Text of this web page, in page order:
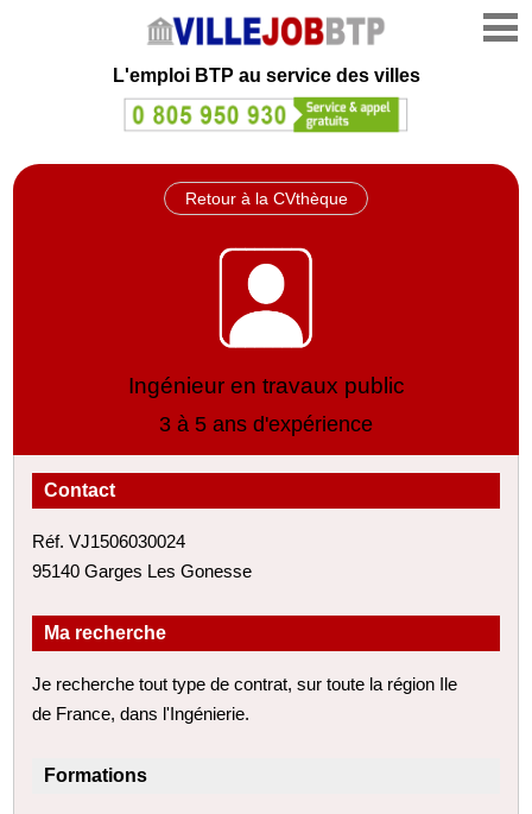
L'emploi BTP au service des villes
Retour à la CVthèque
Ingénieur en travaux public
3 à 5 ans d'expérience
Contact
Réf. VJ1506030024
95140 Garges Les Gonesse
Ma recherche
Je recherche tout type de contrat, sur toute la région Ile
de France, dans l'Ingénierie.
Formations